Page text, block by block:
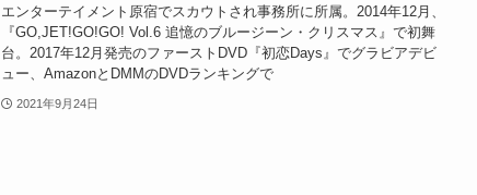
エンターテイメント原宿でスカウトされ事務所に所属。2014年12月、
『GO,JET!GO!GO! Vol.6 追憶のブルージーン・クリスマス』で初舞
台。2017年12月発売のファーストDVD『初恋Days』でグラビアデビ
ュー、AmazonとDMMのDVDランキングで
2021年9月24日